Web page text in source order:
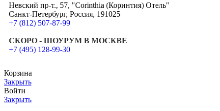
Невский пр-т., 57, "Corinthia (Коринтия) Отель"
Санкт-Петербург, Россия, 191025
+7 (812) 507-87-99
СКОРО - ШОУРУМ В МОСКВЕ
+7 (495) 128-99-30
Корзина
Закрыть
Войти
Закрыть